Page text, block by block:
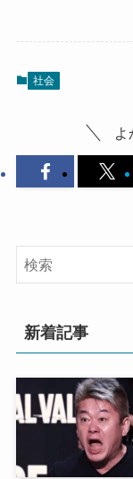
社会
よ
新着記事